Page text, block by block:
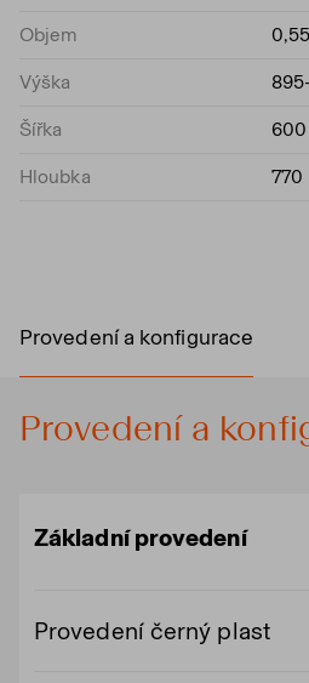
Objem
Výška
Šířka
Hloubka 770
Provedení a konfigurace
Provedení a
Základní provedení
Provedení černý plast